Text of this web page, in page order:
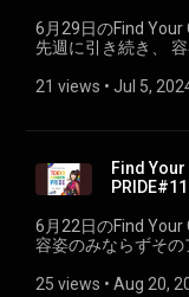
6月29日のFind Your
先週に引き続き、
さんをお迎えします
21 views • Jul 5,
Find Your
6月22日のFind Your
容姿のみならずそ
す。
25 views • Aug 20,